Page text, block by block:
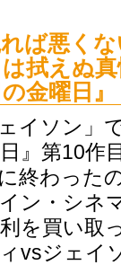
ば悪く
拭えぬ
金曜日
イソン」
日』第10作
終わった
ン・シネ
を買い取
vsジェイ